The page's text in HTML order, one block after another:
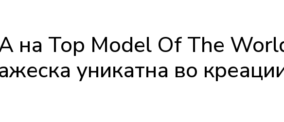
Top Model Of The
уникатна во